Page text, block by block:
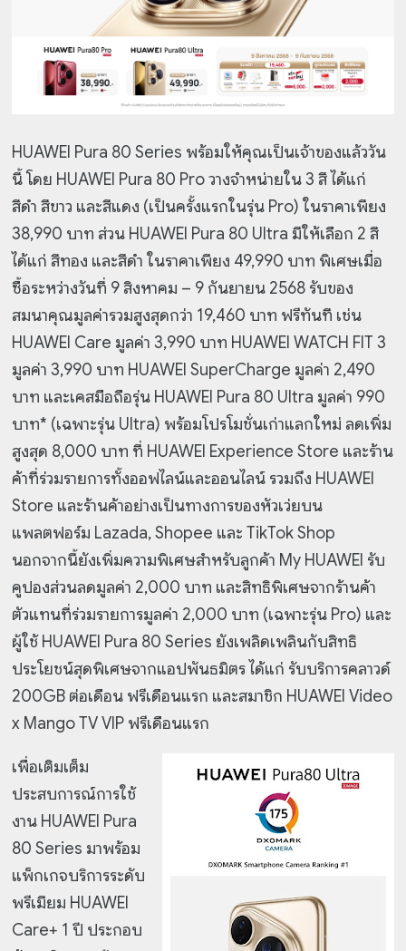
HUAWEI Pura 80 Series พร้อมให้คุณเป็นเจ้าของแล้ววัน
นี้ โดย HUAWEI Pura 80 Pro วางจำหน่ายใน 3 สี ได้แก่
สีดำ สีขาว และสีแดง (เป็นครั้งแรกในรุ่น Pro) ในราคาเพียง
38,990 บาท ส่วน HUAWEI Pura 80 Ultra มีให้เลือก 2 สี
ได้แก่ สีทอง และสีดำ ในราคาเพียง 49,990 บาท พิเศษเมื่อ
ซื้อระหว่างวันที่ 9 สิงหาคม – 9 กันยายน 2568 รับของ
สมนาคุณมูลค่ารวมสูงสุดกว่า 19,460 บาท ฟรีทันที เช่น
HUAWEI Care มูลค่า 3,990 บาท HUAWEI WATCH FIT 3
มูลค่า 3,990 บาท HUAWEI SuperCharge มูลค่า 2,490
บาท และเคสมือถือรุ่น HUAWEI Pura 80 Ultra มูลค่า 990
บาท* (เฉพาะรุ่น Ultra) พร้อมโปรโมชั่นเก่าแลกใหม่ ลดเพิ่ม
สูงสุด 8,000 บาท ที่ HUAWEI Experience Store และร้าน
ค้าที่ร่วมรายการทั้งออฟไลน์และออนไลน์ รวมถึง HUAWEI
Store และร้านค้าอย่างเป็นทางการของหัวเว่ยบน
แพลตฟอร์ม Lazada, Shopee และ TikTok Shop
นอกจากนี้ยังเพิ่มความพิเศษสำหรับลูกค้า My HUAWEI รับ
คูปองส่วนลดมูลค่า 2,000 บาท และสิทธิพิเศษจากร้านค้า
ตัวแทนที่ร่วมรายการมูลค่า 2,000 บาท (เฉพาะรุ่น Pro) และ
ผู้ใช้ HUAWEI Pura 80 Series ยังเพลิดเพลินกับสิทธิ
ประโยชน์สุดพิเศษจากแอปพันธมิตร ได้แก่ รับบริการคลาวด์
200GB ต่อเดือน ฟรีเดือนแรก และสมาชิก HUAWEI Video
x Mango TV VIP ฟรีเดือนแรก
เพื่อเติมเต็ม
ประสบการณ์การใช้
งาน HUAWEI Pura
80 Series มาพร้อม
แพ็กเกจบริการระดับ
พรีเมียม HUAWEI
Care+ 1 ปี ประกอบ